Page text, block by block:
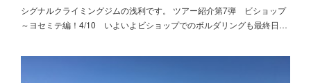
シグナルクライミングジムの浅利です。 ツアー紹介第7弾 ビショップ
～ヨセミテ編！4/10 いよいよビショップでのボルダリングも最終日…